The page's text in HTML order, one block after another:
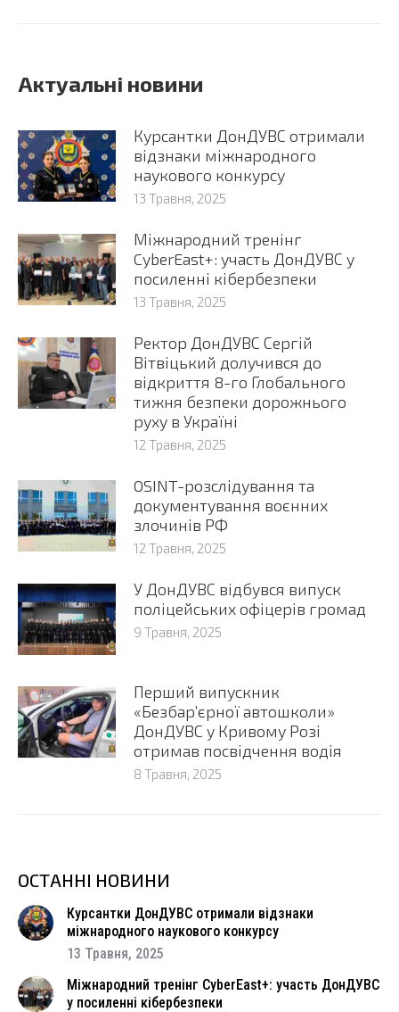
Актуальні новини
Курсантки ДонДУВС отримали
відзнаки міжнародного
наукового конкурсу
13 Травня, 2025
Міжнародний тренінг
CyberEast+: участь ДонДУВС у
посиленні кібербезпеки
13 Травня, 2025
Ректор ДонДУВС Сергій
Вітвіцький долучився до
відкриття 8-го Глобального
тижня безпеки дорожнього
руху в Україні
12 Травня, 2025
OSINT-розслідування та
документування воєнних
злочинів РФ
12 Травня, 2025
У ДонДУВС відбувся випуск
поліцейських офіцерів громад
9 Травня, 2025
Перший випускник
«Безбар’єрної автошколи»
ДонДУВС у Кривому Розі
отримав посвідчення водія
8 Травня, 2025
ОСТАННІ НОВИНИ
Курсантки ДонДУВС отримали відзнаки
міжнародного наукового конкурсу
13 Травня, 2025
Міжнародний тренінг CyberEast+: участь ДонДУВС
у посиленні кібербезпеки